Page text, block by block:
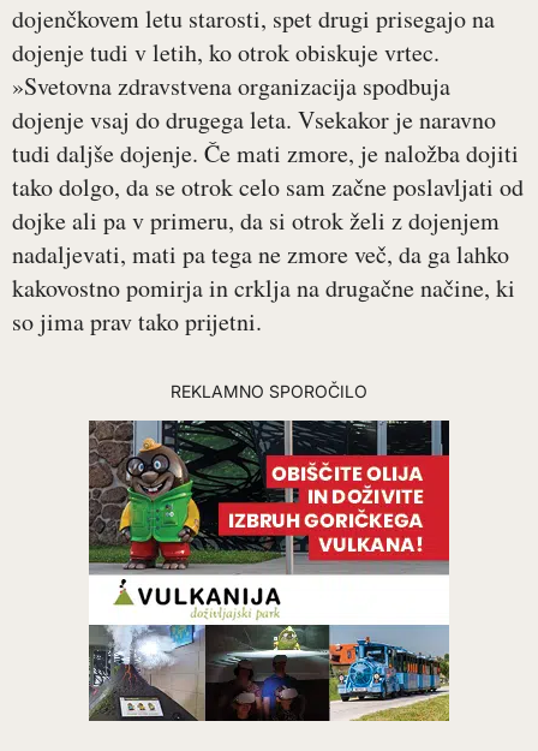
dojenčkovem letu starosti, spet drugi prisegajo na
dojenje tudi v letih, ko otrok obiskuje vrtec.
»Svetovna zdravstvena organizacija spodbuja
dojenje vsaj do drugega leta. Vsekakor je naravno
tudi daljše dojenje. Če mati zmore, je naložba dojiti
tako dolgo, da se otrok celo sam začne poslavljati od
dojke ali pa v primeru, da si otrok želi z dojenjem
nadaljevati, mati pa tega ne zmore več, da ga lahko
kakovostno pomirja in crklja na drugačne načine, ki
so jima prav tako prijetni.
REKLAMNO SPOROČILO